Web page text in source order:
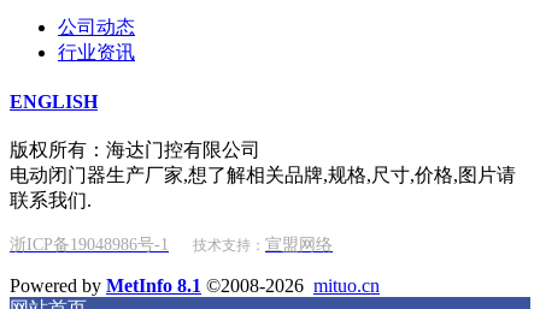
公司动态
行业资讯
ENGLISH
版权所有：海达门控有限公司
电动闭门器生产厂家,想了解相关品牌,规格,尺寸,价格,图片请
联系我们.
浙ICP备19048986号-1 技术支持： 宣盟网络
Powered by MetInfo 8.1 ©2008-2026 mituo.cn